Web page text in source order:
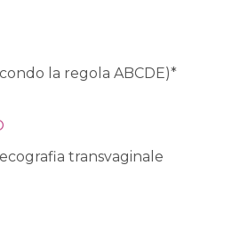
la regola ABCDE)*
transvaginale